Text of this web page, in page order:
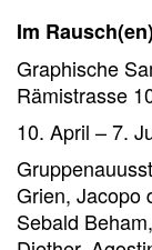
Im
Graphische
Rämistrasse
10. April – 7.
Grien, Jacopo
Sebald